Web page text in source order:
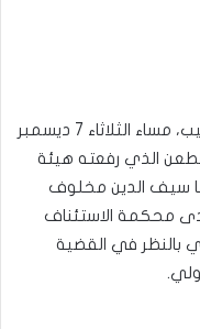
أصدرت، الدائرة المختصة بمحكمة التعقيب، مساء الثلاثاء 7 ديسمبر
الطعن الذي رفعته هيئة
سيف الدين مخلوف
لدى محكمة الاستئناف
بالنظر في القضية